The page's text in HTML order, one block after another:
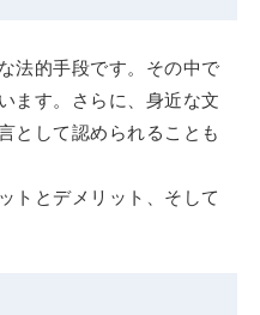
法的手段です。その中で
ます。さらに、身近な文
として認められることも
トとデメリット、そして